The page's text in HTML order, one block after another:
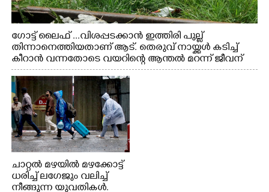
ഗോട്ട് ലൈഫ് ...വിശപ്പടക്കാൻ ഇത്തിരി പുല്ല്
തിന്നാനെത്തിയതാണ് ആട്. തെരുവ് നായ്ക്കൾ കടിച്ച്
കീറാൻ വന്നതോടെ വയറിന്റെ ആന്തൽ മറന്ന് ജീവന്
വേണ്ടിയായി ഓട്ടം. എറണാകുളം വാത്തുരുത്തിയിൽ
നിന്നുള്ള കാഴ്ച
ചാറ്റൽ മഴയിൽ മഴക്കോട്ട്
ധരിച്ച് ലഗേജും വലിച്ച്
നീങ്ങുന്ന യുവതികൾ.